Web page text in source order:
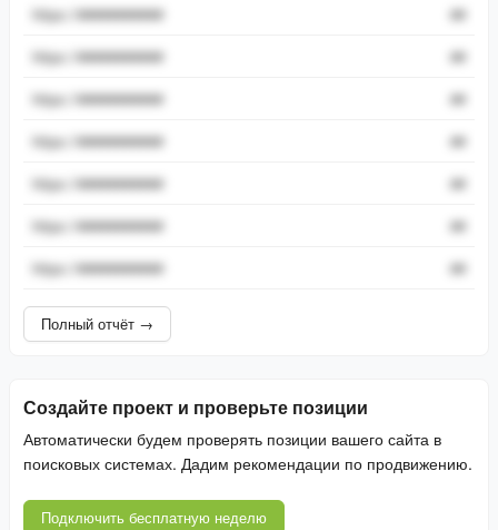
https://###########
##
https://###########
##
https://###########
##
https://###########
##
https://###########
##
https://###########
##
https://###########
##
Полный отчёт →
Создайте проект и проверьте позиции
Автоматически будем проверять позиции вашего сайта в
поисковых системах. Дадим рекомендации по продвижению.
Подключить бесплатную неделю